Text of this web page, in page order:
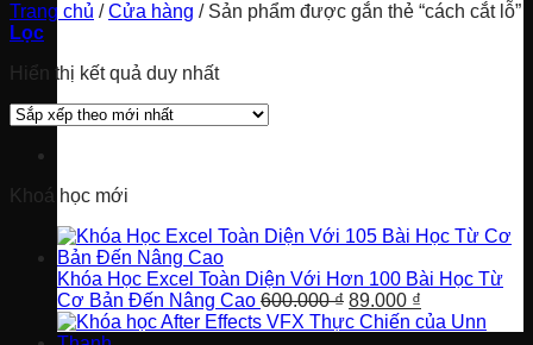
Trang chủ / Cửa hàng /Sản phẩm được gắn thẻ “cách cắt lỗ”
Lọc
Hiển thị kết quả duy nhất
Khoá học mới
Khóa Học Excel Toàn Diện Với Hơn 100 Bài Học Từ
Cơ Bản Đến Nâng Cao 600.000₫ Giá
gốc
89.000 ₫
hiện